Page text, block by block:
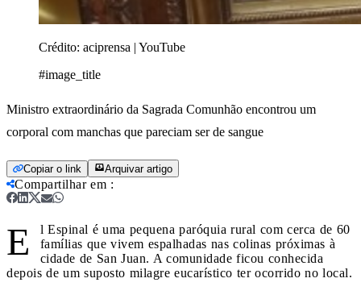
Crédito: aciprensa | YouTube
#image_title
Ministro extraordinário da Sagrada Comunhão encontrou um
corporal com manchas que pareciam ser de sangue
Copiar o link Arquivar artigo
Compartilhar em :
E
l Espinal é uma pequena paróquia rural com cerca de 60
famílias que vivem espalhadas nas colinas próximas à
cidade de San Juan. A comunidade ficou conhecida
depois de um suposto milagre eucarístico ter ocorrido no local.